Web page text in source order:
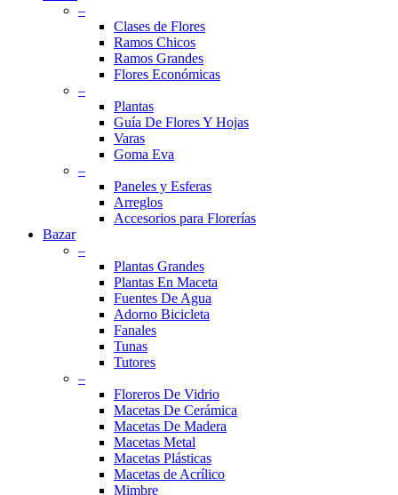
–
Clases de Flores
Ramos Chicos
Ramos Grandes
Flores Económicas
–
Plantas
Guía De Flores Y Hojas
Varas
Goma Eva
–
Paneles y Esferas
Arreglos
Accesorios para Florerías
Bazar
–
Plantas Grandes
Plantas En Maceta
Fuentes De Agua
Adorno Bicicleta
Fanales
Tunas
Tutores
–
Floreros De Vidrio
Macetas De Cerámica
Macetas De Madera
Macetas Metal
Macetas Plásticas
Macetas de Acrílico
Mimbre